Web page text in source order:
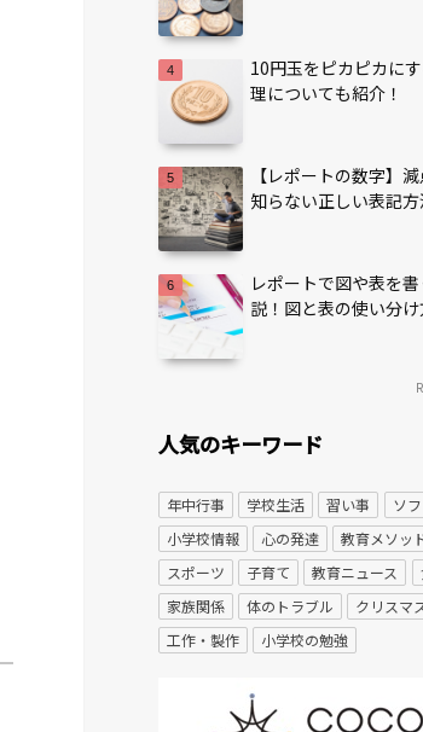
10円玉をピカピカに
理についても紹介！
【レポートの数字】
知らない正しい表記
レポートで図や表を
説！図と表の使い分
人気のキーワード
年中行事 学校生活 習い事
ソ
小学校情報
心の発達 教育メソッ
スポーツ
子育て 教育ニュース
家族関係
体のトラブル クリスマ
工作・製作
小学校の勉強